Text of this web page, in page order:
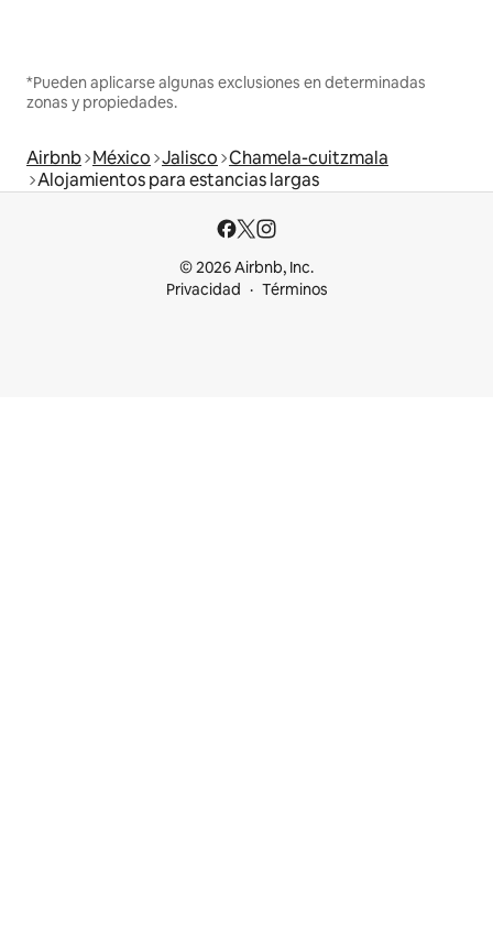
*Pueden aplicarse algunas exclusiones en determinadas
zonas y propiedades.
Airbnb México Jalisco Chamela-cuitzmala
Alojamientos para estancias largas
© 2026 Airbnb, Inc.
Privacidad
Términos